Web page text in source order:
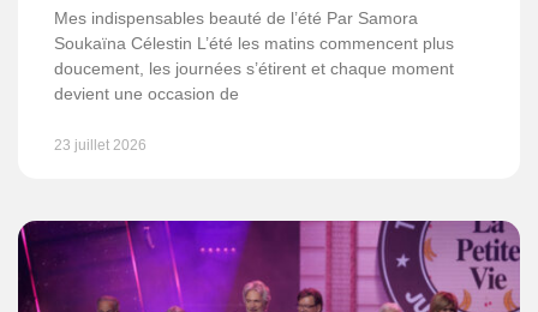
Mes indispensables beauté de l’été Par Samora
Soukaïna Célestin L’été les matins commencent plus
doucement, les journées s’étirent et chaque moment
devient une occasion de
23 juillet 2026